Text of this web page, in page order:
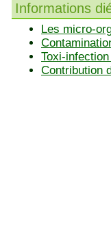
Informations
Les micro-
Toxi-
Contribution